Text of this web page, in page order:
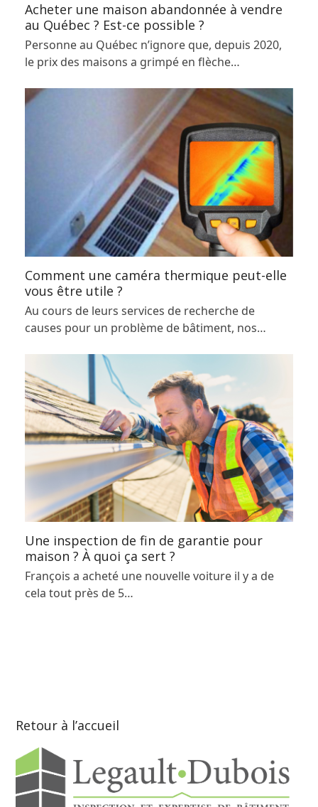
Acheter une maison abandonnée à vendre
au Québec ? Est-ce possible ?
Personne au Québec n’ignore que, depuis 2020,
le prix des maisons a grimpé en flèche…
Comment une caméra thermique peut-elle
vous être utile ?
Au cours de leurs services de recherche de
causes pour un problème de bâtiment, nos…
Une inspection de fin de garantie pour
maison ? À quoi ça sert ?
François a acheté une nouvelle voiture il y a de
cela tout près de 5…
Retour à l’accueil